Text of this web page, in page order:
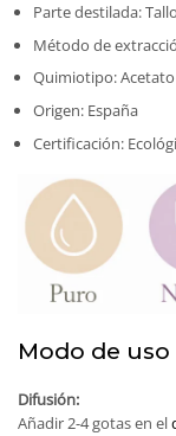
Parte destilada:
Método de
Quimiotipo:
Origen: España
Certificación:
Modo de uso
Difusión:
Añadir 2-4 gotas en el